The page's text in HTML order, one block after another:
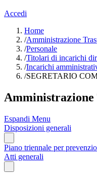
Accedi
Home
/Amministrazione
/Personale
/Titolari di incarichi
/Incarichi
/SEGRETARIO
Amministrazione
Espandi Menu
Disposizioni generali
Piano triennale per
Atti generali